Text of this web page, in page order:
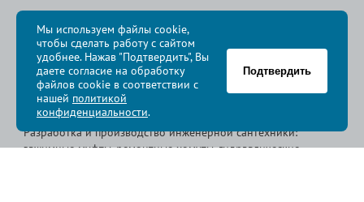
8 800 700-83-36
Звоните бесплатно с 08:00 до 17:00 по Москве
политика конфиденциальности
© Группа компаний « », 2009-2026
Разработка и производство инженерной сантехники:
зажимные муфты, ремонтные хомуты, гидравлические
Мы используем файлы cookie,
чтобы сделать работу с сайтом
удобнее. Нажав "Подтвердить", Вы
даете согласие на обработку
файлов cookie в соответствии с
нашей политикой
конфиденциальности.
Подтвердить